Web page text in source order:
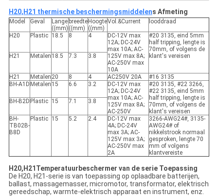
H20,H21 thermische beschermingsmiddelens Afmeting
Model Geval
Lange
((mm)
breedte
((mm)
Hoogte
((mm)
Vol.&Current looddraad
H20 Plastic 18.5 8 4
DC-12V max
12A; DC-24V
max 10A; AC-
125V max 8A;
AC-250V max
10A
#20 3135, eind 5mm
half tripping, lengte is
70mm, of volgens de
klant's vereisen
H21 Metalen 18.5 7.3 3.8
H21 Metalen 20 8 4 AC250V 20A
#16 3135
BH-A1D Metalen 15 6.6 3.2
DC-12V max
12A; DC-24V
max 10A; AC-
125V max 8A;
AC-250V
#20 3135, #22 3266,
#22 3135, eind 5mm
half tripping, lengte is
70mm, of volgens de
klant's vereisen
BH-B2D Plastic 15 7.1 3.8
BH-
TB02B-
B8D
Plastic 15 5.2 2.4
DC-12V max
4A; DC-24V
max 3A; AC-
125V max 3A;
AC-250V max
2A
3266-AWG24#, 3135-
AWG24# of
nikkelstrook normaal
gesproken, lengte 70
mm of volgens
klantvereiste
H20,H21 Temperatuurbeschermer van de serie Toepassing
De H20, H21-serie is van toepassing op oplaadbare batterijen,
ballast, massagemasser, micromotor, transformator, elektrisch
gereedschap, warmte-elektrisch apparaat en instrument, enz.